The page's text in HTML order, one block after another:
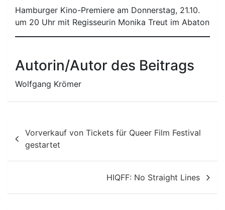
Hamburger Kino-Premiere am Donnerstag, 21.10.
um 20 Uhr mit Regisseurin Monika Treut im Abaton
Autorin/Autor des Beitrags
Wolfgang Krömer
Beitragsnavigation
Vorverkauf von Tickets für Queer Film Festival
gestartet
HIQFF: No Straight Lines